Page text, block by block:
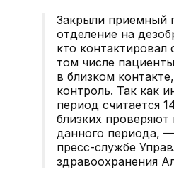
Закрыли приемный
отделение на
кто
том числе
в близком
контроль. Так как
период считается
близких проверяют
данного периода,
пресс-службе
здравоохранения